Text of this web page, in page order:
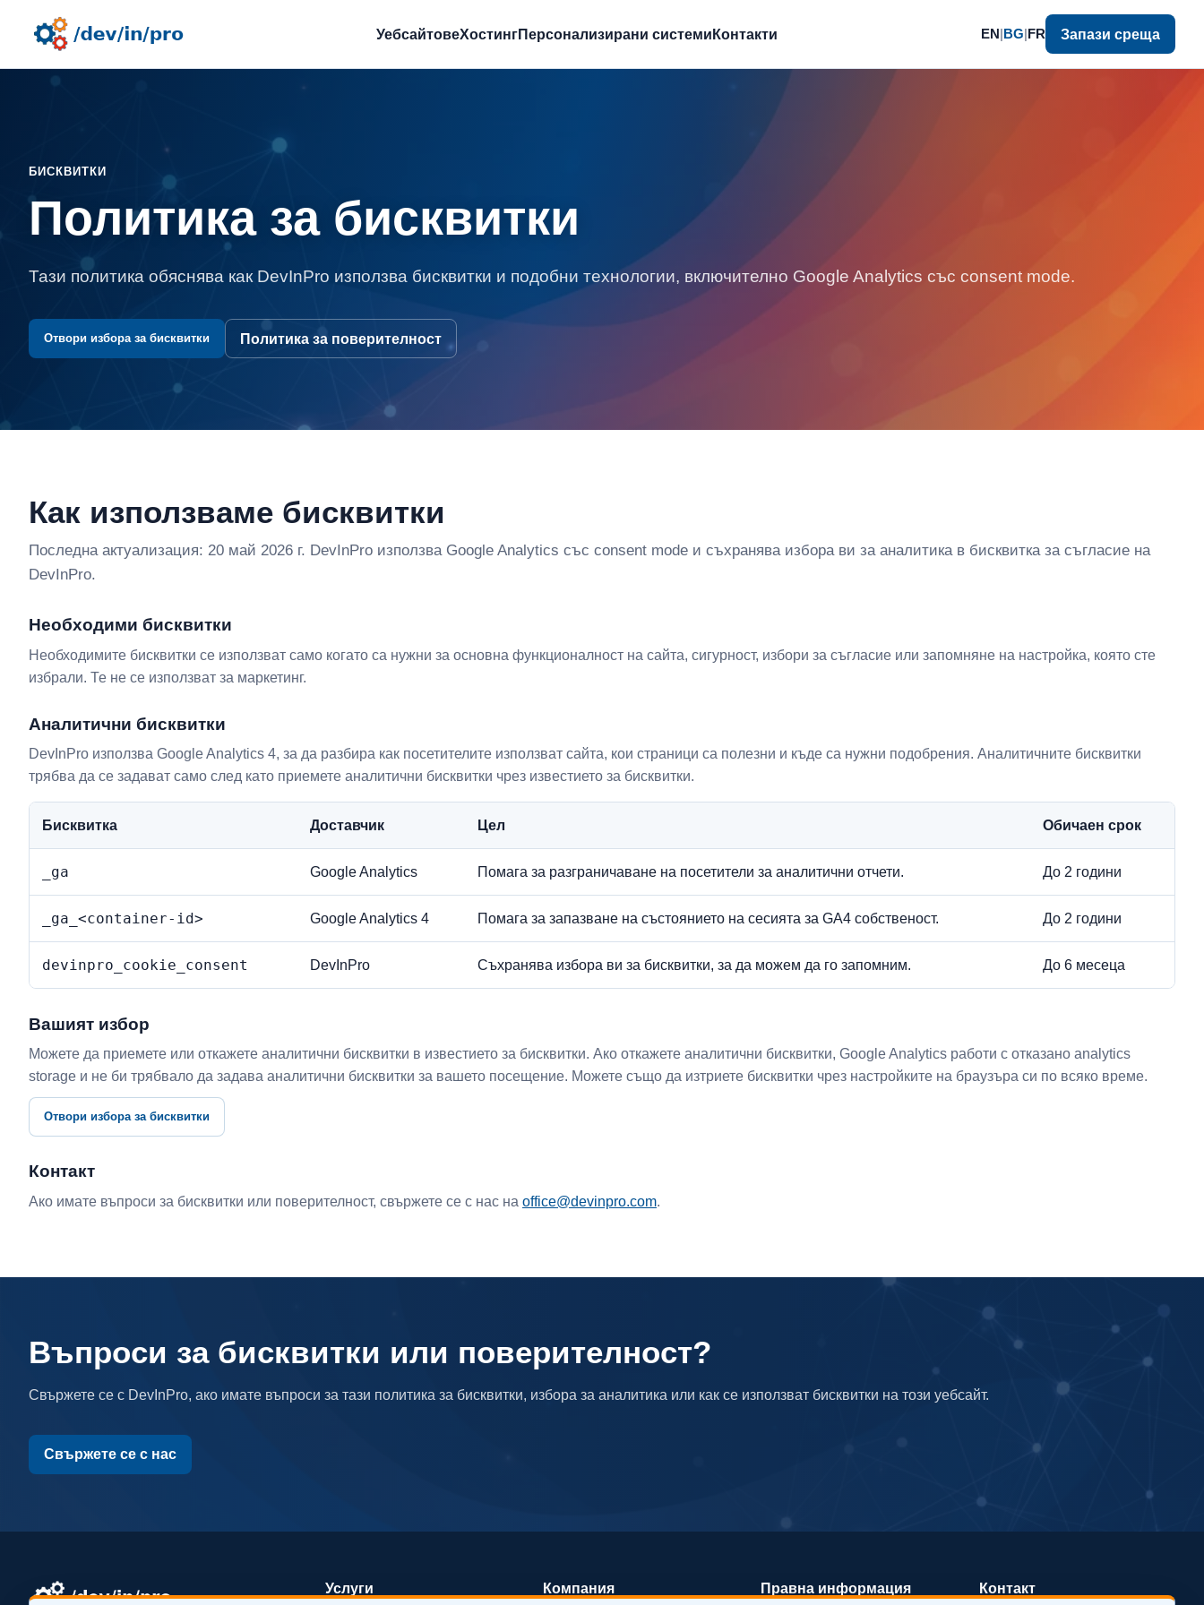
УебсайтовеХостингПерсонализирани системи Контакти EN|BG|FR Запази среща
БИСКВИТКИ
Политика за бисквитки
Тази политика обяснява как DevInPro използва бисквитки и подобни технологии, включително Google Analytics със consent mode.
Отвори избора за бисквитки Политика за поверителност
Как използваме бисквитки
Последна актуализация: 20 май 2026 г. DevInPro използва Google Analytics със consent mode и съхранява избора ви за аналитика в бисквитка за съгласие на
DevInPro.
Необходими бисквитки
Необходимите бисквитки се използват само когато са нужни за основна функционалност на сайта, сигурност, избори за съгласие или запомняне на настройка, която сте
избрали. Те не се използват за маркетинг.
Аналитични бисквитки
DevInPro използва Google Analytics 4, за да разбира как посетителите използват сайта, кои страници са полезни и къде са нужни подобрения. Аналитичните бисквитки
трябва да се задават само след като приемете аналитични бисквитки чрез известието за бисквитки.
Бисквитка Доставчик Цел Обичаен срок
_ga Google Analytics Помага за разграничаване на посетители за аналитични отчети. До 2 години
_ga_<container-id> Google Analytics 4 Помага за запазване на състоянието на сесията за GA4 собственост. До 2 години
devinpro_cookie_consent DevInPro Съхранява избора ви за бисквитки, за да можем да го запомним. До 6 месеца
Вашият избор
Можете да приемете или откажете аналитични бисквитки в известието за бисквитки. Ако откажете аналитични бисквитки, Google Analytics работи с отказано analytics
storage и не би трябвало да задава аналитични бисквитки за вашето посещение. Можете също да изтриете бисквитки чрез настройките на браузъра си по всяко време.
Отвори избора за бисквитки
Контакт
Ако имате въпроси за бисквитки или поверителност, свържете се с нас на office@devinpro.com.
Въпроси за бисквитки или поверителност?
Свържете се с DevInPro, ако имате въпроси за тази политика за бисквитки, избора за аналитика или как се използват бисквитки на този уебсайт.
Свържете се с нас
Услуги Компания Правна информация Контакт